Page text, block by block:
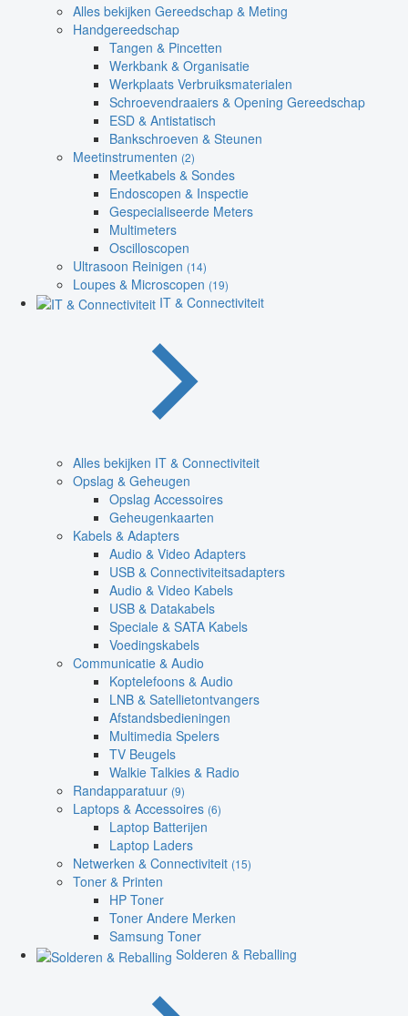
Alles bekijken Gereedschap & Meting
Handgereedschap
Tangen & Pincetten
Werkbank & Organisatie
Werkplaats Verbruiksmaterialen
Schroevendraaiers & Opening Gereedschap
ESD & Antistatisch
Bankschroeven & Steunen
Meetinstrumenten (2)
Meetkabels & Sondes
Endoscopen & Inspectie
Gespecialiseerde Meters
Multimeters
Oscilloscopen
Ultrasoon Reinigen (14)
Loupes & Microscopen (19)
IT & Connectiviteit
Alles bekijken IT & Connectiviteit
Opslag & Geheugen
Opslag Accessoires
Geheugenkaarten
Kabels & Adapters
Audio & Video Adapters
USB & Connectiviteitsadapters
Audio & Video Kabels
USB & Datakabels
Speciale & SATA Kabels
Voedingskabels
Communicatie & Audio
Koptelefoons & Audio
LNB & Satellietontvangers
Afstandsbedieningen
Multimedia Spelers
TV Beugels
Walkie Talkies & Radio
Randapparatuur (9)
Laptops & Accessoires (6)
Laptop Batterijen
Laptop Laders
Netwerken & Connectiviteit (15)
Toner & Printen
HP Toner
Toner Andere Merken
Samsung Toner
Solderen & Reballing